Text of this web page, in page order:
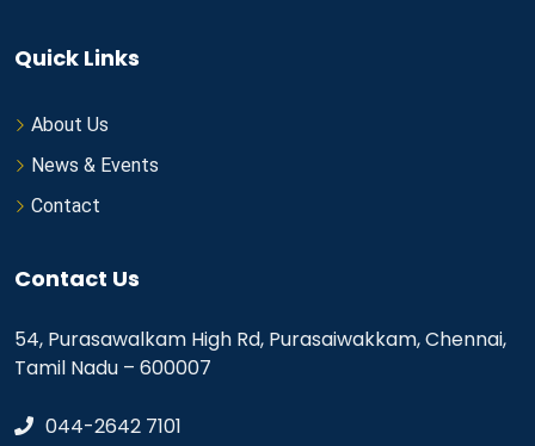
Quick Links
About Us
News & Events
Contact
Contact Us
54, Purasawalkam High Rd, Purasaiwakkam, Chennai,
Tamil Nadu – 600007
044-2642 7101